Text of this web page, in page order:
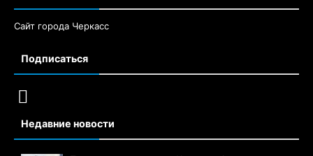
Сайт города Черкасс
Подписаться
Недавние новости